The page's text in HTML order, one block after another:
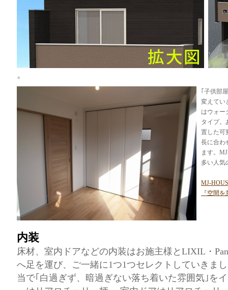
。
｢子供部
変えてい
はウォー
タイプ。
置した可
長に合わ
ます。
多い人気
MJ-
『空間
内装
床材、室内ドアなどの内装はお施主様とLIXIL・
へ足を運び、ご一緒に1つ1つセレクトしていきま
当で｢白過ぎず、暗過ぎない落ち着いた雰囲気｣を